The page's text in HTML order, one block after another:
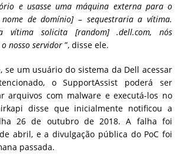
e usasse uma máquina externa para o
nome de domínio] – sequestraria a vítima.
vítima solicita [random] .dell.com, nós
nosso servidor ”, disse ele.
se um usuário do sistema da Dell acessar
o SupportAssist poderá ser
arquivos com malware e executá-los no
disse que inicialmente notificou a
26 de outubro de 2018. A falha foi
abril, e a divulgação pública do PoC foi
passada.